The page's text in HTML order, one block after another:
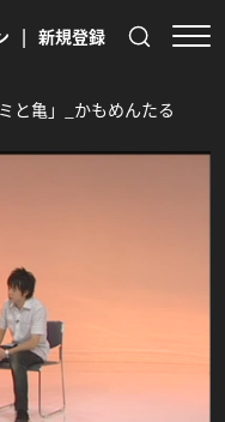
| 新規登録
と亀」_かもめんたる